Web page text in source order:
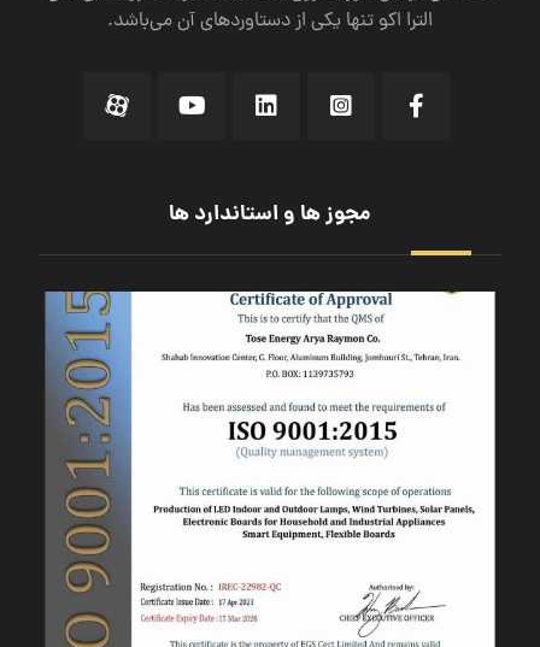
الترا اکو تنها یکی از دستاورد‌های آن می‌باشد.
مجوز ها و استاندارد ها